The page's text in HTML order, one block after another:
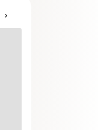
chevron_right